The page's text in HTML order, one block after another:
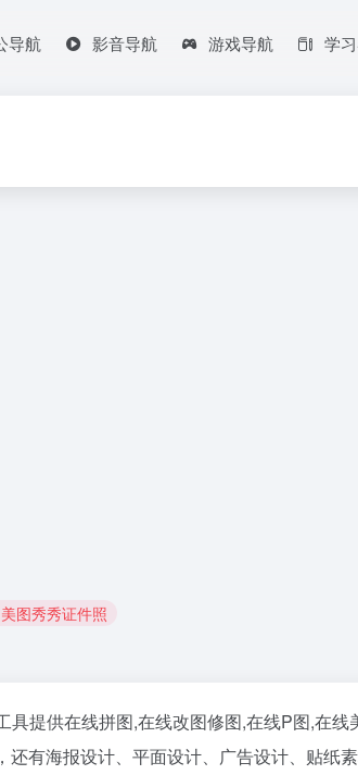
导航 影音导航 游戏导航 学
图秀秀证件照
提供在线拼图,在线改图修图,在线P图,在
有海报设计、平面设计、广告设计、贴纸